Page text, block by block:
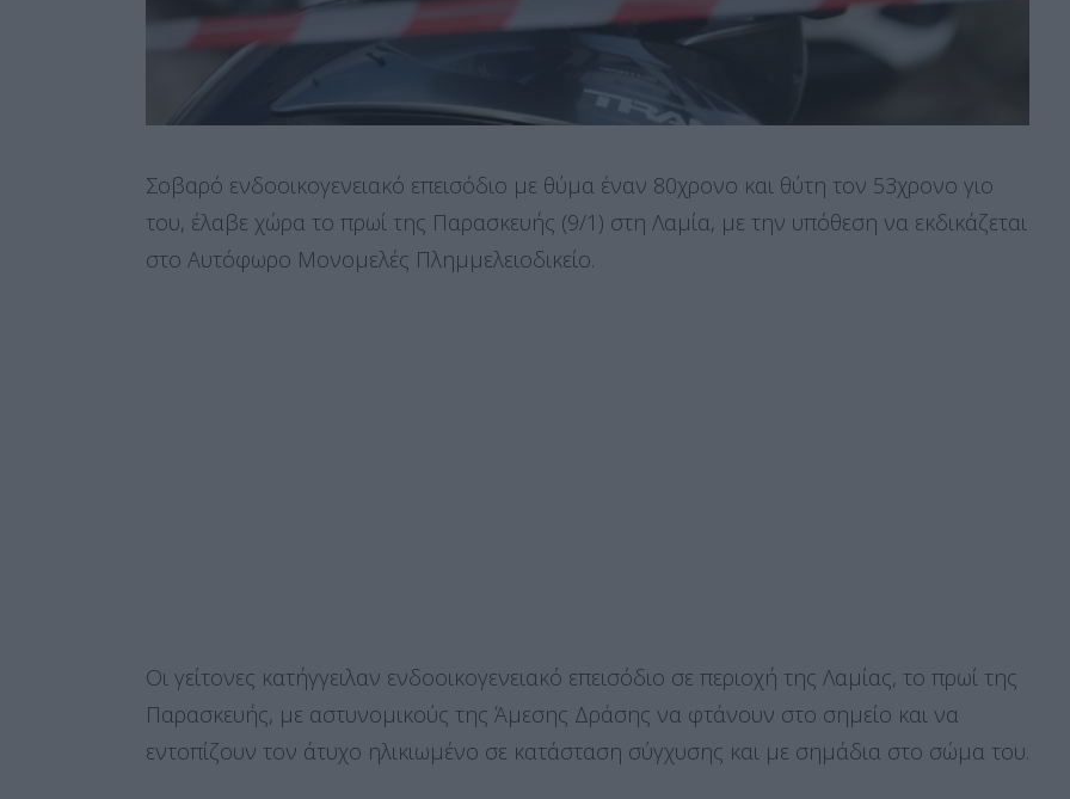
Σοβαρό ενδοοικογενειακό επεισόδιο με θύμα έναν 80χρονο και θύτη τον 53χρονο γιο
του, έλαβε χώρα το πρωί της Παρασκευής (9/1) στη Λαμία, με την υπόθεση να εκδικάζεται
στο Αυτόφωρο Μονομελές Πλημμελειοδικείο.
Οι γείτονες κατήγγειλαν ενδοοικογενειακό επεισόδιο σε περιοχή της Λαμίας, το πρωί της
Παρασκευής, με αστυνομικούς της Άμεσης Δράσης να φτάνουν στο σημείο και να
εντοπίζουν τον άτυχο ηλικιωμένο σε κατάσταση σύγχυσης και με σημάδια στο σώμα του.